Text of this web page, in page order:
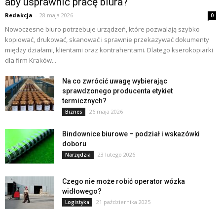
Redakcja - 28 maja 2026 0
Nowoczesne biuro potrzebuje urządzeń, które pozwalają szybko
kopiować, drukować, skanować i sprawnie przekazywać dokumenty
między działami, klientami oraz kontrahentami. Dlatego kserokopiarki
dla firm Kraków...
Na co zwrócić uwagę wybierając
sprawdzonego producenta etykiet
termicznych?
Biznes 26 maja 2026
Bindownice biurowe – podział i wskazówki
doboru
Narzędzia 23 lutego 2026
Czego nie może robić operator wózka
widłowego?
Logistyka 21 października 2025